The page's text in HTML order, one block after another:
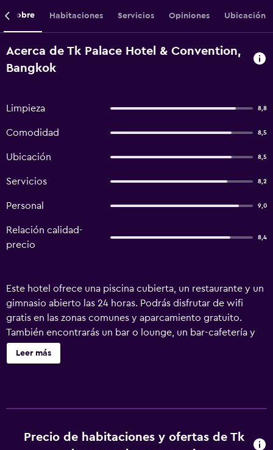
Sobre Habitaciones Servicios Opiniones Ubicación
Acerca de Tk Palace Hotel & Convention,
Bangkok
Limpieza 8,8
Comodidad 8,5
Ubicación 8,5
Servicios 8,2
Personal 9,0
Relación calidad-
precio
8,4
Este hotel ofrece una piscina cubierta, un restaurante y un
gimnasio abierto las 24 horas. Podrás disfrutar de wifi
gratis en las zonas comunes y aparcamiento gratuito.
También encontrarás un bar o lounge, un bar-cafetería y
una sauna. TK Palace Hotel & Convention ofrece 280
alojamientos con aire acondicionado, caja fuerte y botella
están equipados con albornoces y zapatillas. Este hotel en
Leer más
Precio de habitaciones y ofertas de Tk